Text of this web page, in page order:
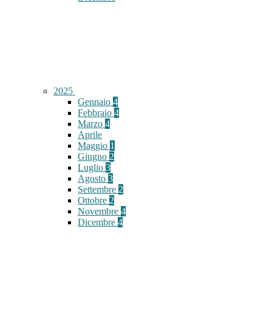
2025
Gennaio 4
Febbraio 4
Marzo 4
Aprile
Maggio 1
Giugno 2
Luglio 3
Agosto 3
Settembre 2
Ottobre 2
Novembre 4
Dicembre 4